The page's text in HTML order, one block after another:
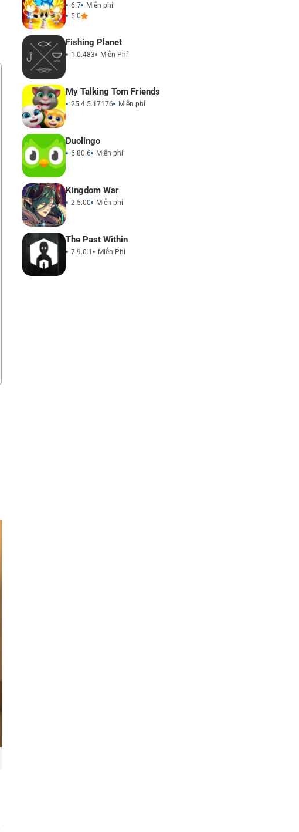
6.7
Miễn phí
5.0
Fishing Planet
1.0.483 Miễn Phí
My Talking Tom Friends
25.4.5.17176 Miễn phí
Duolingo
6.80.6 Miễn phí
Kingdom War
2.5.00 Miễn phí
The Past Within
7.9.0.1 Miễn Phí